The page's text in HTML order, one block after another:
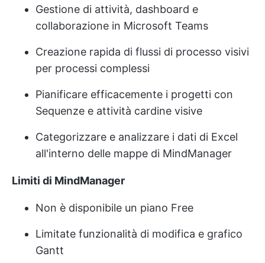
Gestione di attività, dashboard e
collaborazione in Microsoft Teams
Creazione rapida di flussi di processo visivi
per processi complessi
Pianificare efficacemente i progetti con
Sequenze e attività cardine visive
Categorizzare e analizzare i dati di Excel
all'interno delle mappe di MindManager
Limiti di MindManager
Non è disponibile un piano Free
Limitate funzionalità di modifica e grafico
Gantt